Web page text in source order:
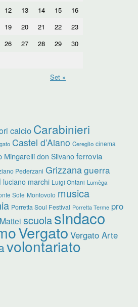
12 13 14 15
16
19 20 21 22
23
26 27 28 29
30
Set »
calcio Carabinieri
Castel d’Aiano Cereglio cinema
Mingarelli don Silvano ferrovia
Pederzani Grizzanaguerra
luciano marchi Luigi Ontani Lumèga
Sole Montovolo musica
Porretta Soul Festival Porretta Terme pro
scuolasindaco
Vergato Vergato Arte
volontariato